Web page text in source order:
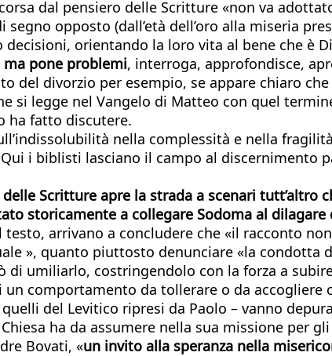
dal pensiero delle Scritture «non va
opposto (dall’età dell’oro alla miseria
orientando la loro vita al bene che è
pone problemi, interroga, approfondisce,
del divorzio per esempio, se appare chiaro
si legge nel Vangelo di Matteo con quel
ha fatto discutere.
nella complessità e nella
i biblisti lasciano il campo al
Scritture apre la strada a scenari tutt’altro
storicamente a collegare Sodoma al
arrivano a concludere che «il racconto
», quanto piuttosto denunciare «la condotta
di umiliarlo, costringendolo con la forza a
comportamento da tollerare o da accogliere
del Levitico ripresi da Paolo – vanno
ha da assumere nella sua missione per
Bovati, «un invito alla speranza nella